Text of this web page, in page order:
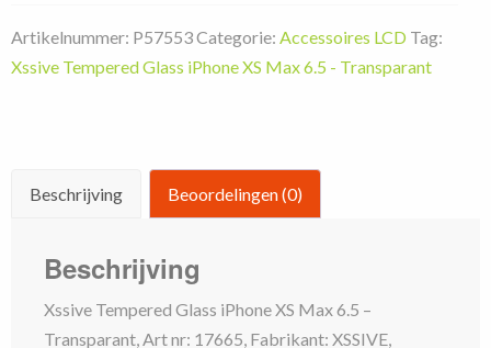
iPhone
XS
Transparant
Artikelnummer: P57553Categorie: Accessoires LCD Tag:
Xssive Tempered Glass iPhone XS Max 6.5 - Transparant
Beschrijving Beoordelingen (0)
Beschrijving
Xssive Tempered Glass iPhone XS Max 6.5 –
Transparant, Art nr: 17665, Fabrikant: XSSIVE,